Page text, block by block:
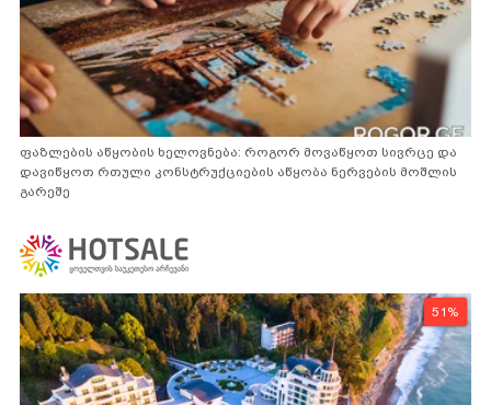
ფაზლების აწყობის ხელოვნება: როგორ მოვაწყოთ სივრცე და
დავიწყოთ რთული კონსტრუქციების აწყობა ნერვების მოშლის
გარეშე
51%